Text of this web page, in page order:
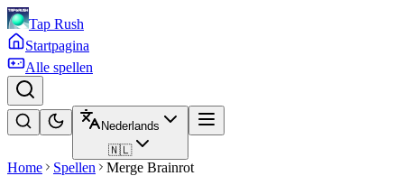
Tap Rush
Startpagina
Alle spellen
Nederlands
🇳🇱
Home Spellen Merge Brainrot